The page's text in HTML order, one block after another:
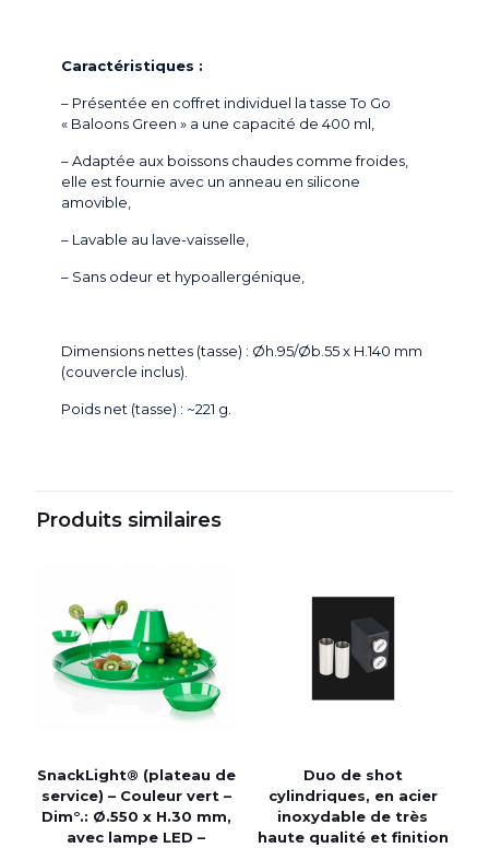
Caractéristiques :
– Présentée en coffret individuel la tasse To Go
« Baloons Green » a une capacité de 400 ml,
– Adaptée aux boissons chaudes comme froides,
elle est fournie avec un anneau en silicone
amovible,
– Lavable au lave-vaisselle,
– Sans odeur et hypoallergénique,
Dimensions nettes (tasse) : Øh.95/Øb.55 x H.140 mm
(couvercle inclus).
Poids net (tasse) : ~221 g.
Produits similaires
SnackLight® (plateau de
service) – Couleur vert –
Dim°.: Ø.550 x H.30 mm,
avec lampe LED –
Duo de shot
cylindriques, en acier
inoxydable de très
haute qualité et finition